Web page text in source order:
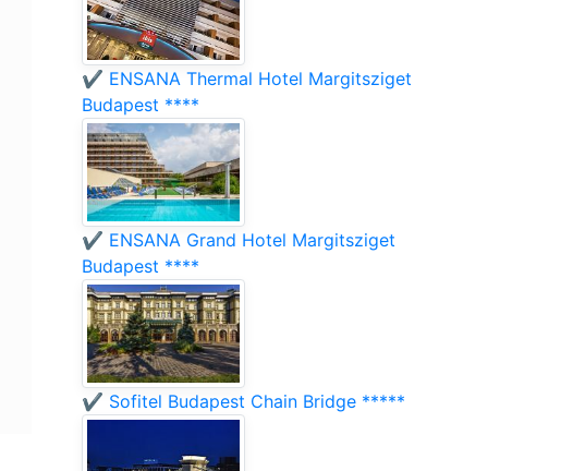
✔️ ENSANA Thermal Hotel Margitsziget
Budapest ****
✔️ ENSANA Grand Hotel Margitsziget
Budapest ****
✔️ Sofitel Budapest Chain Bridge *****